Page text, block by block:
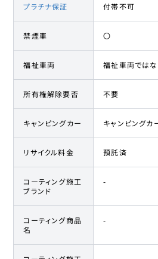
プラチナ保証 付帯不可
禁煙車 〇
福祉車両 福祉車両では
所有権解除要否 不要
キャンピングカー キャンピングカ
リサイクル料金 預託済
コーティング施工
ブランド
-
コーティング商品
名
-